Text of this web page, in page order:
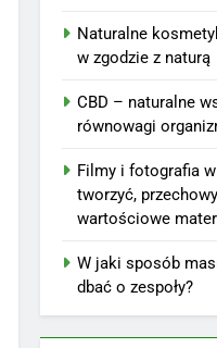
Naturalne
w zgodzie z naturą
CBD – naturalne
równowagi
Filmy i fotografia
tworzyć,
wartościowe
W jaki sposób
dbać o zespoły?